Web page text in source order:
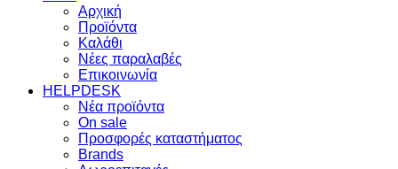
Αρχική
Προϊόντα
Καλάθι
Νέες παραλαβές
Επικοινωνία
HELPDESK
Νέα προϊόντα
On sale
Προσφορές καταστήματος
Brands